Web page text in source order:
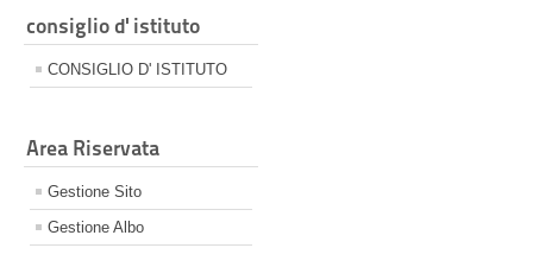
consiglio d' istituto
CONSIGLIO D' ISTITUTO
Area Riservata
Gestione Sito
Gestione Albo